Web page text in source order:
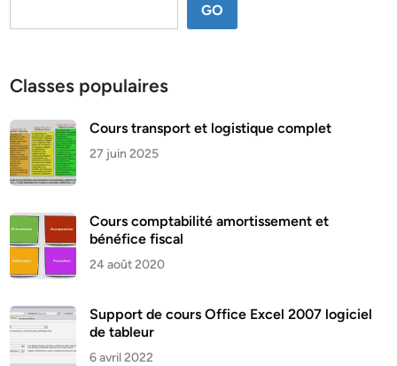
GO
Classes populaires
Cours transport et logistique complet
27 juin 2025
Cours comptabilité amortissement et
bénéfice fiscal
24 août 2020
Support de cours Office Excel 2007 logiciel
de tableur
6 avril 2022